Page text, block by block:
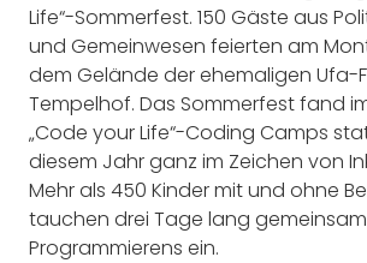
Life“-Sommerfest. 150 Gäste aus
und Gemeinwesen feierten am
dem Gelände der ehemaligen Ufa-
Tempelhof. Das Sommerfest fand
„Code your Life“-Coding Camps
diesem Jahr ganz im Zeichen von
Mehr als 450 Kinder mit und ohne
tauchen drei Tage lang
Programmierens ein.